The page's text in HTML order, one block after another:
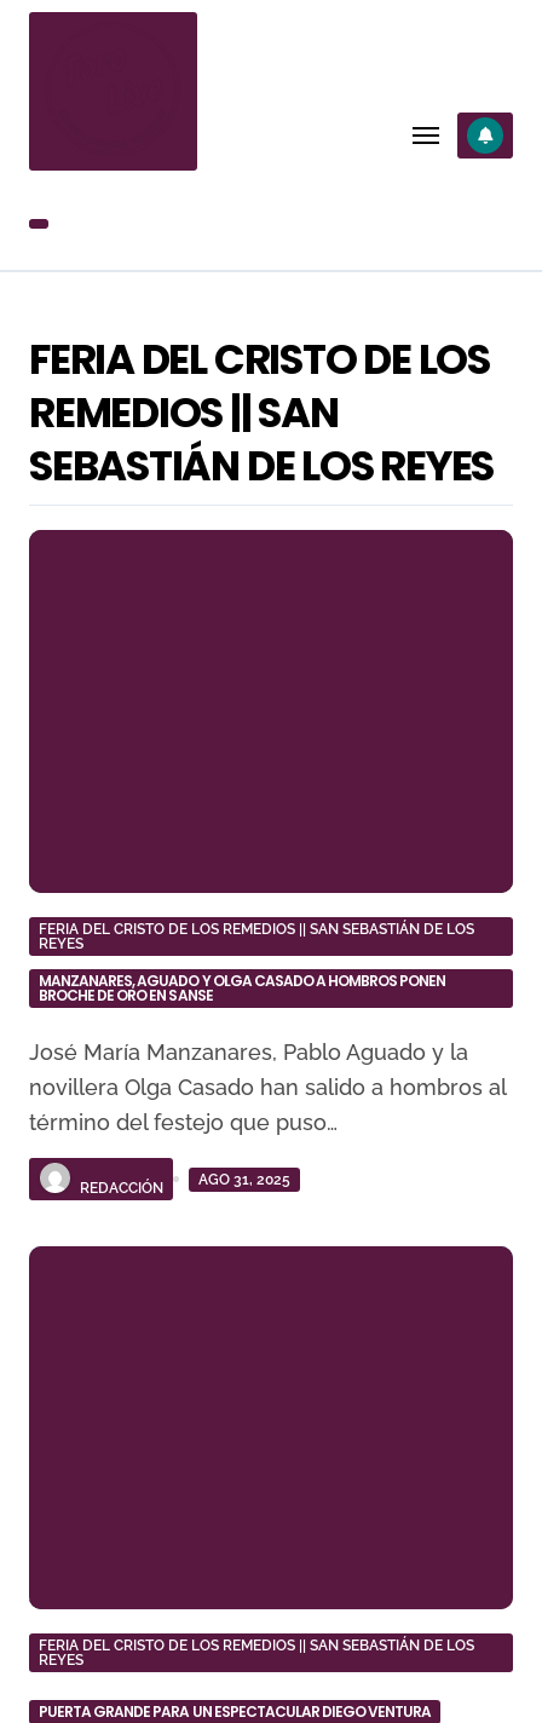
SALTAR
FERIA DEL CRISTO DE LOS
REMEDIOS || SAN
SEBASTIÁN DE LOS REYES
FERIA DEL CRISTO DE LOS REMEDIOS || SAN SEBASTIÁN DE LOS
REYES
MANZANARES, AGUADO Y OLGA CASADO A HOMBROS PONEN
BROCHE DE ORO EN SANSE
José María Manzanares, Pablo Aguado y la
novillera Olga Casado han salido a hombros al
término del festejo que puso…
REDACCIÓN
AGO 31, 2025
FERIA DEL CRISTO DE LOS REMEDIOS || SAN SEBASTIÁN DE LOS
REYES
PUERTA GRANDE PARA UN ESPECTACULAR DIEGO VENTURA